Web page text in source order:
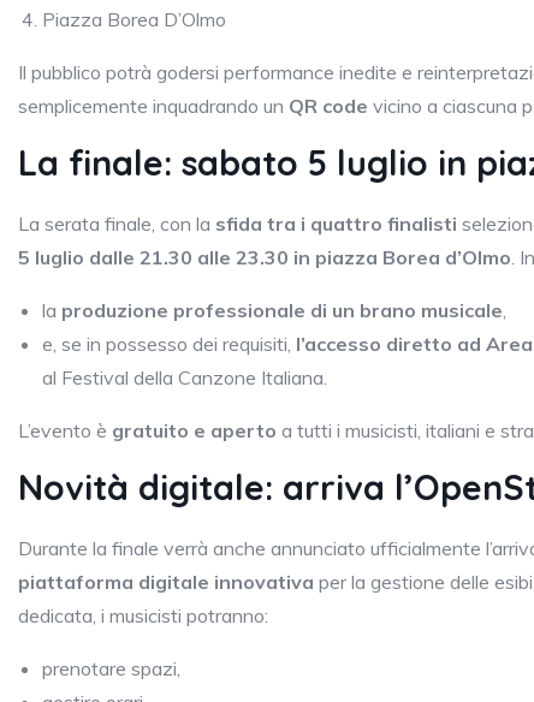
Piazza Borea D’Olmo
Il pubblico potrà godersi performance inedite e
semplicemente inquadrando un QR code vicino a ciascuna
La finale: sabato 5 luglio in
La serata finale, con la sfida tra i quattro finalisti
5 luglio dalle 21.30 alle 23.30 in piazza Borea d’Olmo.
la produzione professionale di un brano musicale,
e, se in possesso dei requisiti, l’accesso diretto ad
al Festival della Canzone Italiana.
L’evento è gratuito e aperto a tutti i musicisti, italiani e
Novità digitale: arriva
Durante la finale verrà anche annunciato ufficialmente
piattaforma digitale innovativa per la gestione delle
dedicata, i musicisti potranno:
prenotare spazi,